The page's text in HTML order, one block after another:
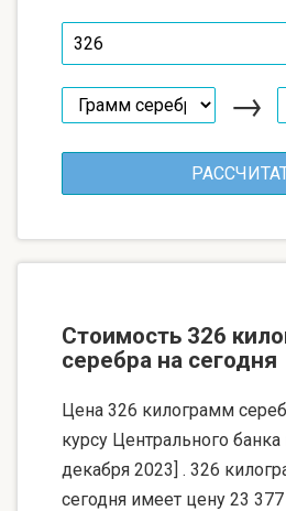
→
Стоимость 326
серебра на сегодня
Цена 326 килограмм
курсу Центрального банка
декабря 2023] . 326
сегодня имеет цену 23